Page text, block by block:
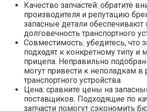
Качество запчастей: обратите
производителя и репутацию
запасные детали обеспечивают
долговечность транспортного
Совместимость: убедитесь, что
подходят к конкретному типу и
прицепа. Неправильно
могут привести к неполадкам в
транспортного устройства.
Цена: сравните цены на
поставщиков. Подходящие по
запчасти помогут сэкономить